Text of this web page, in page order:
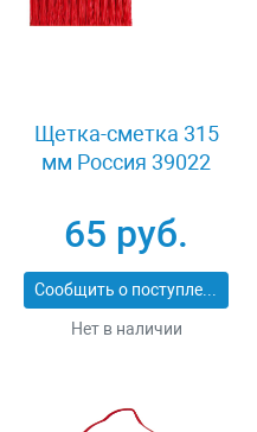
Щетка-сметка 315
мм Россия 39022
65 руб.
Сообщить о поступлении
Нет в наличии